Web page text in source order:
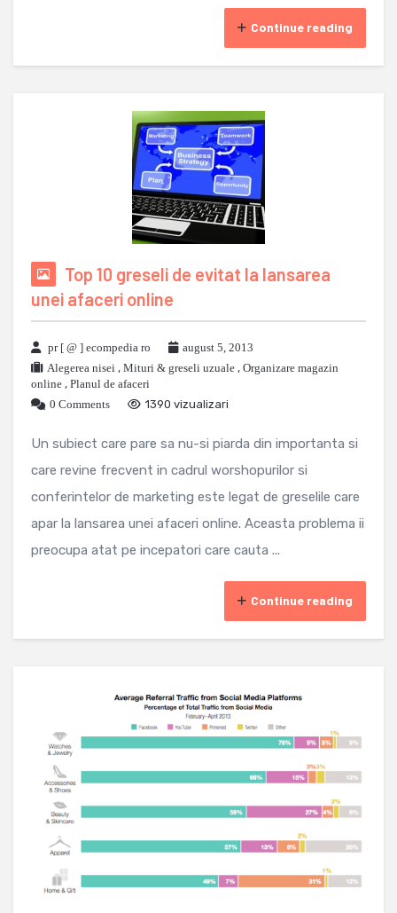
Continue reading
Top 10 greseli de evitat la lansarea
unei afaceri online
pr [ @ ] ecompedia ro
august 5, 2013
Alegerea nisei , Mituri & greseli uzuale , Organizare magazin
online , Planul de afaceri
0 Comments
1390 vizualizari
Un subiect care pare sa nu-si piarda din importanta si
care revine frecvent in cadrul worshopurilor si
conferintelor de marketing este legat de greselile care
apar la lansarea unei afaceri online. Aceasta problema ii
preocupa atat pe incepatori care cauta ...
Continue reading